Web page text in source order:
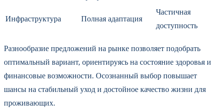
Инфраструктура Полная адаптация
Частичная
доступность
Разнообразие предложений на рынке позволяет подобрать
оптимальный вариант, ориентируясь на состояние здоровья и
финансовые возможности. Осознанный выбор повышает
шансы на стабильный уход и достойное качество жизни для
проживающих.